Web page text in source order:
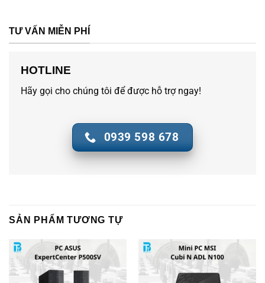
TƯ VẤN MIỄN PHÍ
HOTLINE
Hãy gọi cho chúng tôi để được hỗ trợ ngay!
0939 598 678
SẢN PHẨM TƯƠNG TỰ